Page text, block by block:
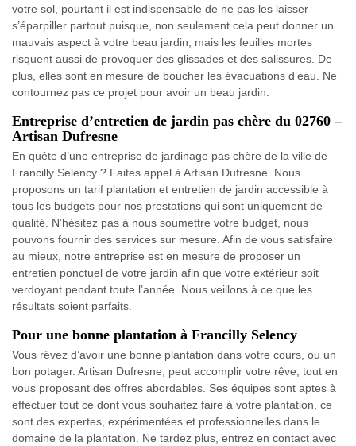
votre sol, pourtant il est indispensable de ne pas les laisser
s’éparpiller partout puisque, non seulement cela peut donner un
mauvais aspect à votre beau jardin, mais les feuilles mortes
risquent aussi de provoquer des glissades et des salissures. De
plus, elles sont en mesure de boucher les évacuations d’eau. Ne
contournez pas ce projet pour avoir un beau jardin.
Entreprise d’entretien de jardin pas chère du 02760 –
Artisan Dufresne
En quête d’une entreprise de jardinage pas chère de la ville de
Francilly Selency ? Faites appel à Artisan Dufresne. Nous
proposons un tarif plantation et entretien de jardin accessible à
tous les budgets pour nos prestations qui sont uniquement de
qualité. N’hésitez pas à nous soumettre votre budget, nous
pouvons fournir des services sur mesure. Afin de vous satisfaire
au mieux, notre entreprise est en mesure de proposer un
entretien ponctuel de votre jardin afin que votre extérieur soit
verdoyant pendant toute l’année. Nous veillons à ce que les
résultats soient parfaits.
Pour une bonne plantation à Francilly Selency
Vous rêvez d’avoir une bonne plantation dans votre cours, ou un
bon potager. Artisan Dufresne, peut accomplir votre rêve, tout en
vous proposant des offres abordables. Ses équipes sont aptes à
effectuer tout ce dont vous souhaitez faire à votre plantation, ce
sont des expertes, expérimentées et professionnelles dans le
domaine de la plantation. Ne tardez plus, entrez en contact avec